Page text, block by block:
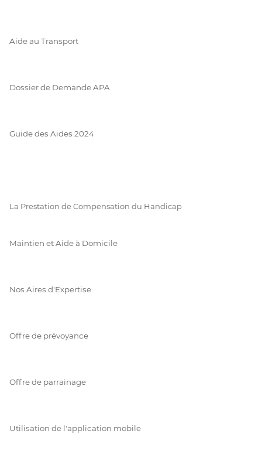
Aide au Transport
Dossier de Demande APA
Guide des Aides 2024
La Prestation de Compensation du Handicap
Maintien et Aide à Domicile
Nos Aires d'Expertise
Offre de prévoyance
Offre de parrainage
Utilisation de l'application mobile